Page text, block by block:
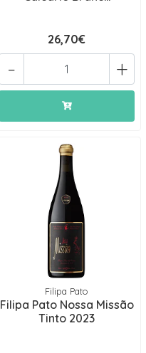
26,70€
+
-
Filipa Pato
Filipa Pato Nossa Missão
Tinto 2023